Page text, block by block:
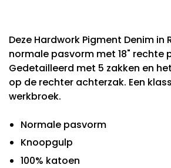
Deze Hardwork Pigment Denim in
normale pasvorm met 18" rechte
Gedetailleerd met 5 zakken en
op de rechter achterzak. Een
werkbroek.
Normale pasvorm
Knoopgulp
100% katoen